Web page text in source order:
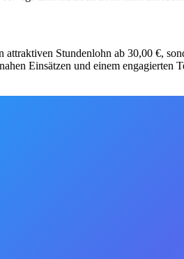
Stundenlohn ab 30,00 €,
Einsätzen und einem engagierten